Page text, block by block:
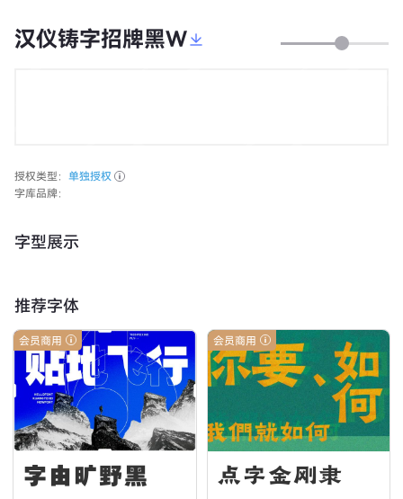
汉仪铸字招牌黑W
授权类型： 单独授权
字库品牌：
字型展示
推荐字体
会员商用
字由旷野黑
会员商用
点字金刚隶